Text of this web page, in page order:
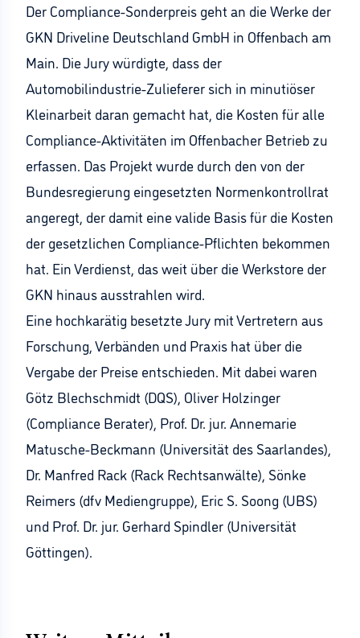
Der Compliance-Sonderpreis geht an die Werke der
GKN Driveline Deutschland GmbH in Offenbach am
Main. Die Jury würdigte, dass der
Automobilindustrie-Zulieferer sich in minutiöser
Kleinarbeit daran gemacht hat, die Kosten für alle
Compliance-Aktivitäten im Offenbacher Betrieb zu
erfassen. Das Projekt wurde durch den von der
Bundesregierung eingesetzten Normenkontrollrat
angeregt, der damit eine valide Basis für die Kosten
der gesetzlichen Compliance-Pflichten bekommen
hat. Ein Verdienst, das weit über die Werkstore der
GKN hinaus ausstrahlen wird.
Eine hochkarätig besetzte Jury mit Vertretern aus
Forschung, Verbänden und Praxis hat über die
Vergabe der Preise entschieden. Mit dabei waren
Götz Blechschmidt (DQS), Oliver Holzinger
(Compliance Berater), Prof. Dr. jur. Annemarie
Matusche-Beckmann (Universität des Saarlandes),
Dr. Manfred Rack (Rack Rechtsanwälte), Sönke
Reimers (dfv Mediengruppe), Eric S. Soong (UBS)
und Prof. Dr. jur. Gerhard Spindler (Universität
Göttingen).